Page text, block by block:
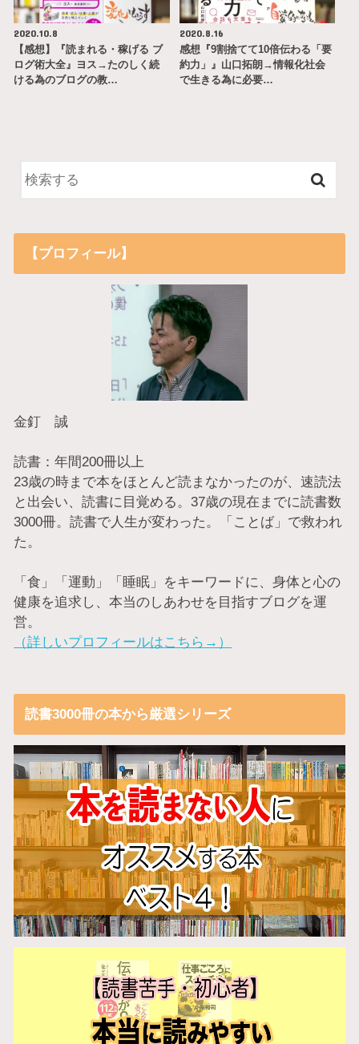
2020.10.8
【感想】『読まれる・稼げる ブ
ログ術大全』ヨス→たのしく続
ける為のブログの教…
2020.8.16
感想『9割捨てて10倍伝わる「要
約力」』山口拓朗→情報化社会
で生きる為に必要…
【プロフィール】
金釘 誠
読書：年間200冊以上
23歳の時まで本をほとんど読まなかったのが、速読法
と出会い、読書に目覚める。37歳の現在までに読書数
3000冊。読書で人生が変わった。「ことば」で救われ
た。
「食」「運動」「睡眠」をキーワードに、身体と心の
健康を追求し、本当のしあわせを目指すブログを運
営。
（詳しいプロフィールはこちら→）
読書3000冊の本から厳選シリーズ